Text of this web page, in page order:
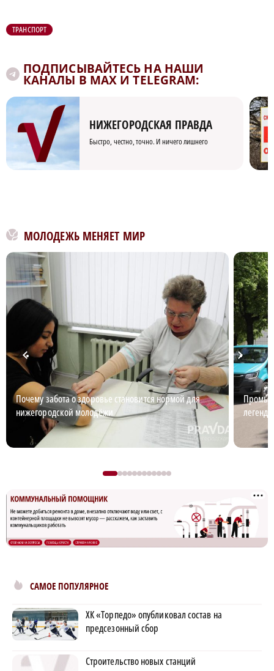
ТРАНСПОРТ
ПОДПИСЫВАЙТЕСЬ НА НАШИ
КАНАЛЫ В MAX И TELEGRAM:
НИЖЕГОРОДСКАЯ ПРАВДА
Быстро, честно, точно. И ничего лишнего
МОЛОДЕЖЬ МЕНЯЕТ МИР
Почему забота о здоровье становится нормой для
нижегородской молодёжи
САМОЕ ПОПУЛЯРНОЕ
ХК «Торпедо» опубликовал состав на
предсезонный сбор
Строительство новых станций